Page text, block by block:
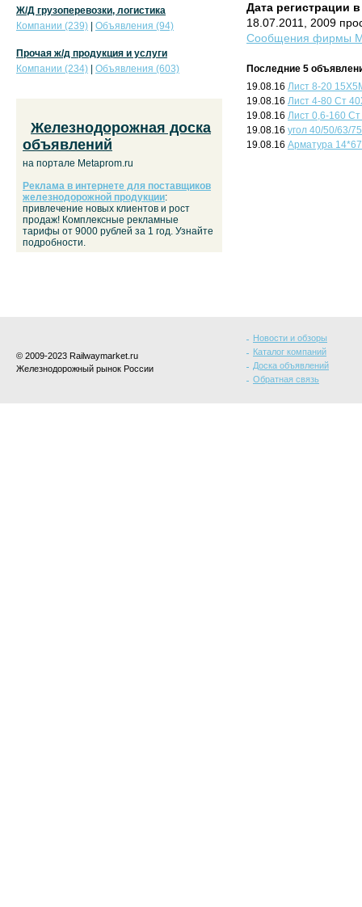
Дата регистрации в
18.07.2011, 2009
Сообщения фирмы
Последние 5
19.08.16 Лист 8-20
19.08.16 Лист 4-80 Ст
19.08.16 Лист 0,6-160
19.08.16 угол 40/50/63/
19.08.16 Арматура
Ж/Д грузоперевозки, логистика
Компании (239)
Объявления (94)
Прочая ж/д продукция и услуги
Компании (234)
Объявления (603)
Железнодорожная доска
объявлений
на портале Metaprom.ru
Реклама в интернете для поставщиков
железнодорожной продукции:
привлечение новых клиентов и рост
продаж! Комплексные рекламные
тарифы от 9000 рублей за 1 год. Узнайте
подробности.
© 2009-2023 Railwaymarket.ru
Железнодорожный рынок России
Новости и обзоры
Каталог компаний
Доска объявлений
Обратная связь